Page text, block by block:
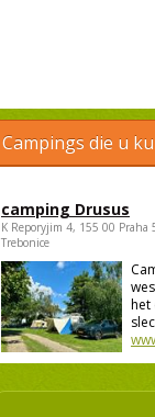
Campings die u
camping Drusus
K Reporyjim 4, 155 00 Praha
Trebonice
het